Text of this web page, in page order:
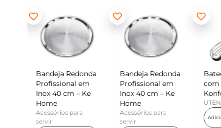
Bandeja Redonda
Profissional em
Inox 40 cm – Ke
Home
Acessórios para
servir
Batedor de Ovos
com Raspador –
Konfektt
UTENSÍLIOS
Adicionar ao carrinho